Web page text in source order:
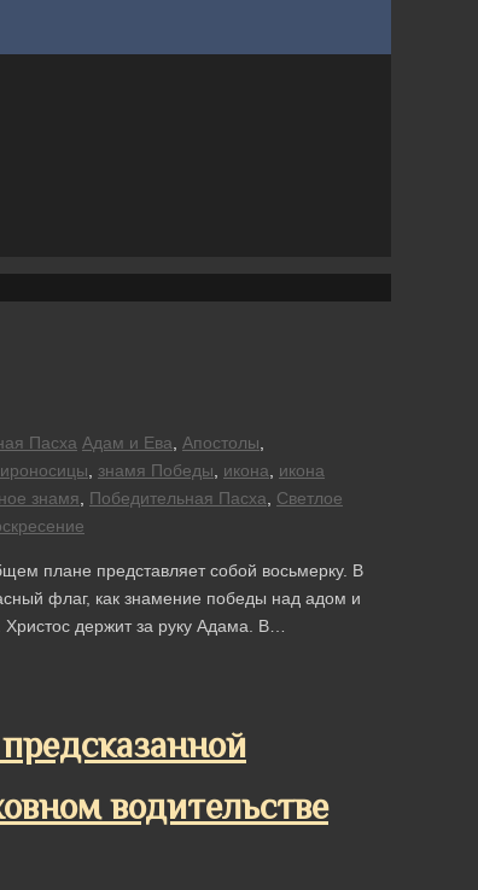
Пасха Адам и Ева Апостолы
знамя Победы икона
икона
знамя Победительная Пасха
Светлое
плане представляет собой восьмерку. В
флаг, как знамение победы над адом и
держит за руку Адама. В…
водительстве